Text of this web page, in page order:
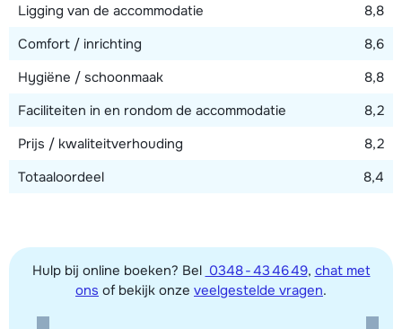
100 meter
Bekijk kaart
Ligging van de accommodatie
8,8
Comfort / inrichting
8,6
Hygiëne / schoonmaak
8,8
Faciliteiten in en rondom de accommodatie
8,2
Prijs / kwaliteitverhouding
8,2
Totaaloordeel
8,4
Hulp bij online boeken? Bel 0348 - 43 46 49, chat met
ons of bekijk onze veelgestelde vragen.